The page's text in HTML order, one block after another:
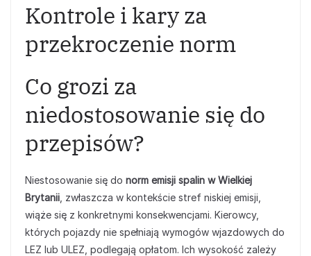
Kontrole i kary za
przekroczenie norm
Co grozi za
niedostosowanie się do
przepisów?
Niestosowanie się do norm emisji spalin w Wielkiej
Brytanii , zwłaszcza w kontekście stref niskiej emisji,
wiąże się z konkretnymi konsekwencjami. Kierowcy,
których pojazdy nie spełniają wymogów wjazdowych do
LEZ lub ULEZ, podlegają opłatom. Ich wysokość zależy